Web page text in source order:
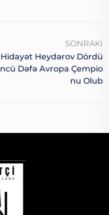
SONRAKI
Hidayət Heydərov Dördü
Ncü Dəfə Avropa Çempio
Nu Olub